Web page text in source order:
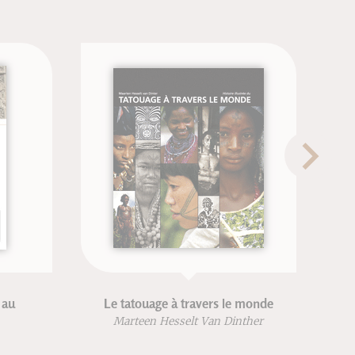
Repenser l'équitation
Frédéric Brigaud